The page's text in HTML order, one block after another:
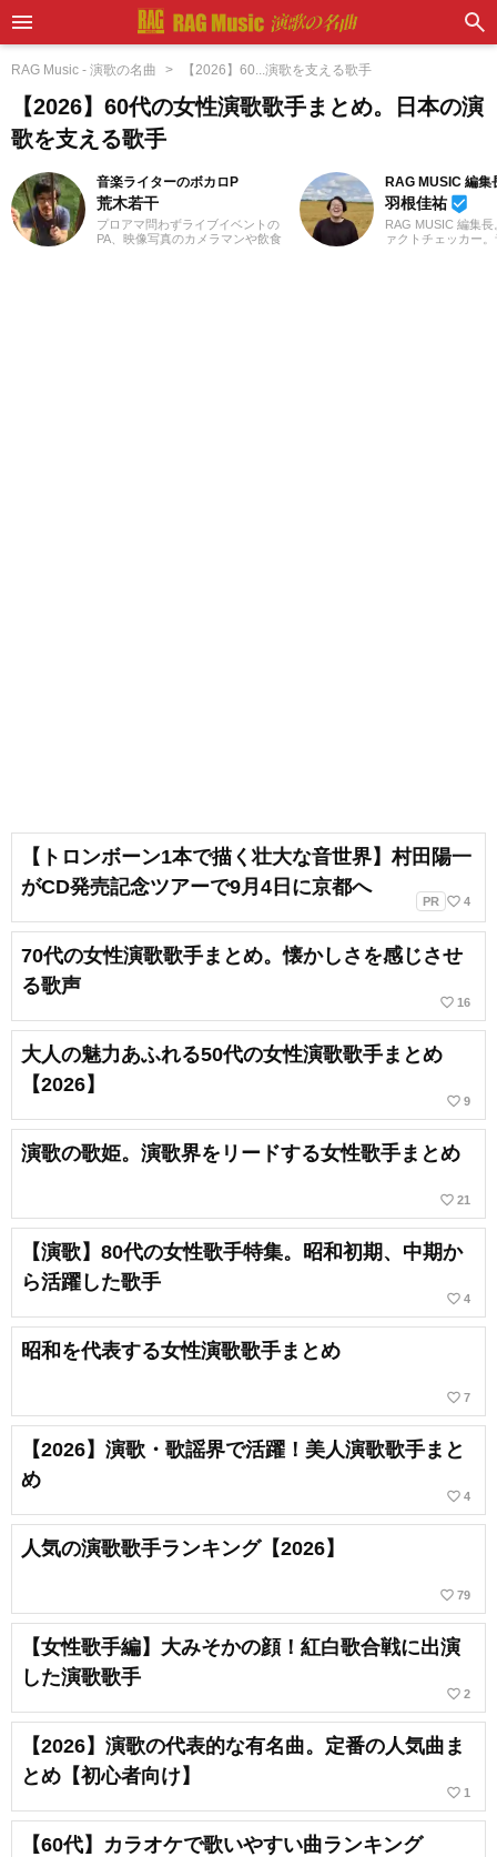
RAG Music - 演歌の名曲 【2026】60...演歌を支える歌手
【2026】60代の女性演歌歌手まとめ。日本の演
歌を支える歌手
音楽ライターのボカロP
荒木若干
プロアマ問わずライブイベントの
PA、映像写真のカメラマンや飲食
RAG MUSIC 編集
羽根佳祐 beenhere
RAG MUSIC 編集
ァクトチェッカー
【トロンボーン1本で描く壮大な音世界】村田陽一
がCD発売記念ツアーで9月4日に京都へ
PR favorite_border 4
70代の女性演歌歌手まとめ。懐かしさを感じさせ
る歌声
favorite_border 16
大人の魅力あふれる50代の女性演歌歌手まとめ
【2026】
favorite_border 9
演歌の歌姫。演歌界をリードする女性歌手まとめ
favorite_border 21
【演歌】80代の女性歌手特集。昭和初期、中期か
ら活躍した歌手
favorite_border 4
昭和を代表する女性演歌歌手まとめ
favorite_border 7
【2026】演歌・歌謡界で活躍！美人演歌歌手まと
め
favorite_border 4
人気の演歌歌手ランキング【2026】
favorite_border 79
【女性歌手編】大みそかの顔！紅白歌合戦に出演
した演歌歌手
favorite_border 2
【2026】演歌の代表的な有名曲。定番の人気曲ま
とめ【初心者向け】
favorite_border 1
【60代】カラオケで歌いやすい曲ランキング